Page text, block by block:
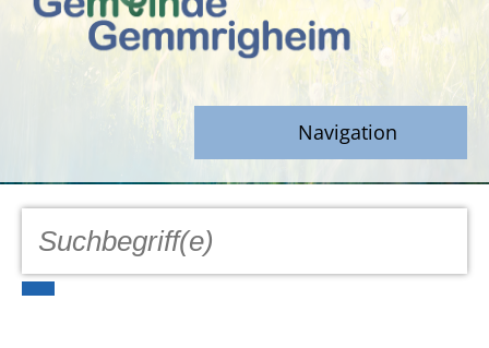
Navigation
GEMEINDE